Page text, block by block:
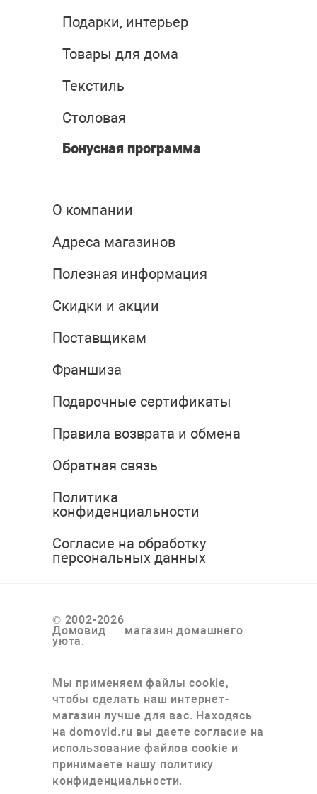
Подарки, интерьер
Товары для дома
Текстиль
Столовая
Бонусная программа
О компании
Адреса магазинов
Полезная информация
Скидки и акции
Поставщикам
Франшиза
Подарочные сертификаты
Правила возврата и обмена
Обратная связь
Политика
конфиденциальности
Согласие на обработку
персональных данных
© 2002-2026
Домовид — магазин домашнего
уюта.
Мы применяем файлы cookie,
чтобы сделать наш интернет-
магазин лучше для вас. Находясь
на domovid.ru вы даете согласие на
использование файлов cookie и
принимаете нашу политику
конфиденциальности.